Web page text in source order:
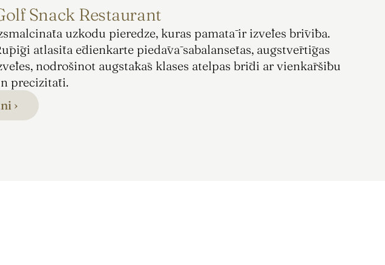
Snack Restaurant
uzkodu pieredze, kuras pamatā ir izvēles brīvība.
atlasīta ēdienkarte piedāvā sabalansētas, augstvērtīgas
nodrošinot augstākās klases atelpas brīdi ar vienkāršību
precizitāti.
›